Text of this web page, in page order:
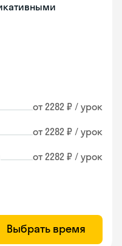
от 2282 ₽ / урок
от 2282 ₽ / урок
от 2282 ₽ / урок
Выбрать время